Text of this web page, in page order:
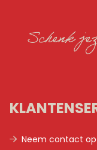
Schenk
Neem contact op